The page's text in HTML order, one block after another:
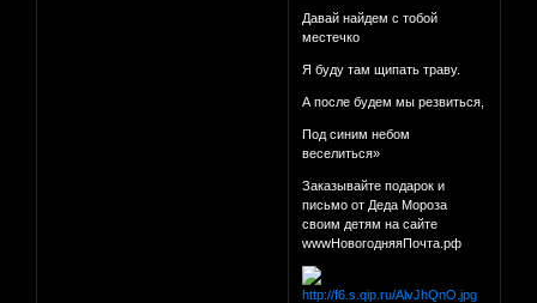
Давай найдем с тобой
местечко
Я буду там щипать траву.
А после будем мы резвиться,
Под синим небом
веселиться»
Заказывайте подарок и
письмо от Деда Мороза
своим детям на сайте
wwwНовогодняяПочта.рф